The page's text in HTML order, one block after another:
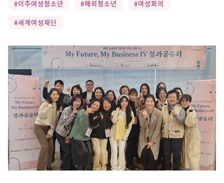
#이주여성청소년
#해외청소년
#여성회의
#세계여성재단